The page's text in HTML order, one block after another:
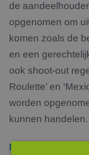
de
opgenomen om
komen zoals de
en een
ook shoot-out
Roulette’ en
worden
kunnen handelen.
Neem contact op